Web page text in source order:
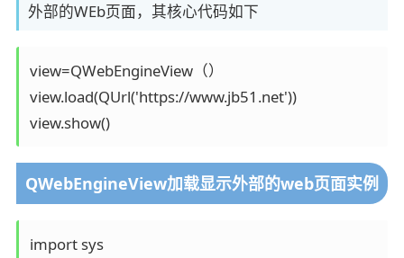
外部的WEb页面，其核心代码如下
view=QWebEngineView（）
view.load(QUrl('https://www.jb51.net'))
view.show()
QWebEngineView加载显示外部的web页面实例
import sys